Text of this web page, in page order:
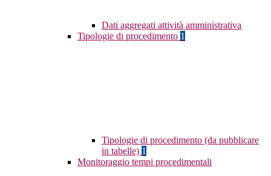
Dati aggregati attività amministrativa
Tipologie di procedimento 1
Tipologie di procedimento (da pubblicare
in tabelle) 1
Monitoraggio tempi procedimentali